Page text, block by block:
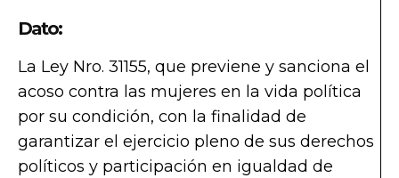
Dato:
La Ley Nro. 31155, que previene y sanciona el
acoso contra las mujeres en la vida política
por su condición, con la finalidad de
garantizar el ejercicio pleno de sus derechos
políticos y participación en igualdad de